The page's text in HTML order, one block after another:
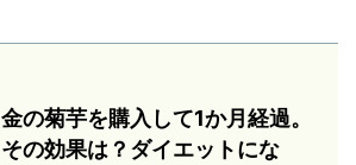
金の菊芋を購入して1か月経過。
その効果は？ダイエットにな